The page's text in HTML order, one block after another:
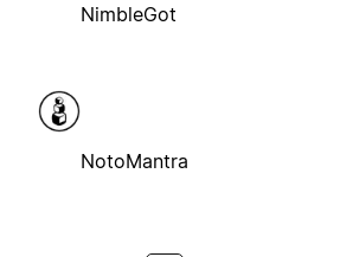
NimbleGot
NotoMantra